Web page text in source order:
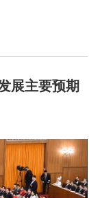
展主要预期